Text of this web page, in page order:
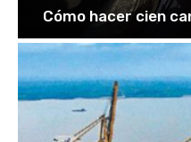
Cómo hacer cien